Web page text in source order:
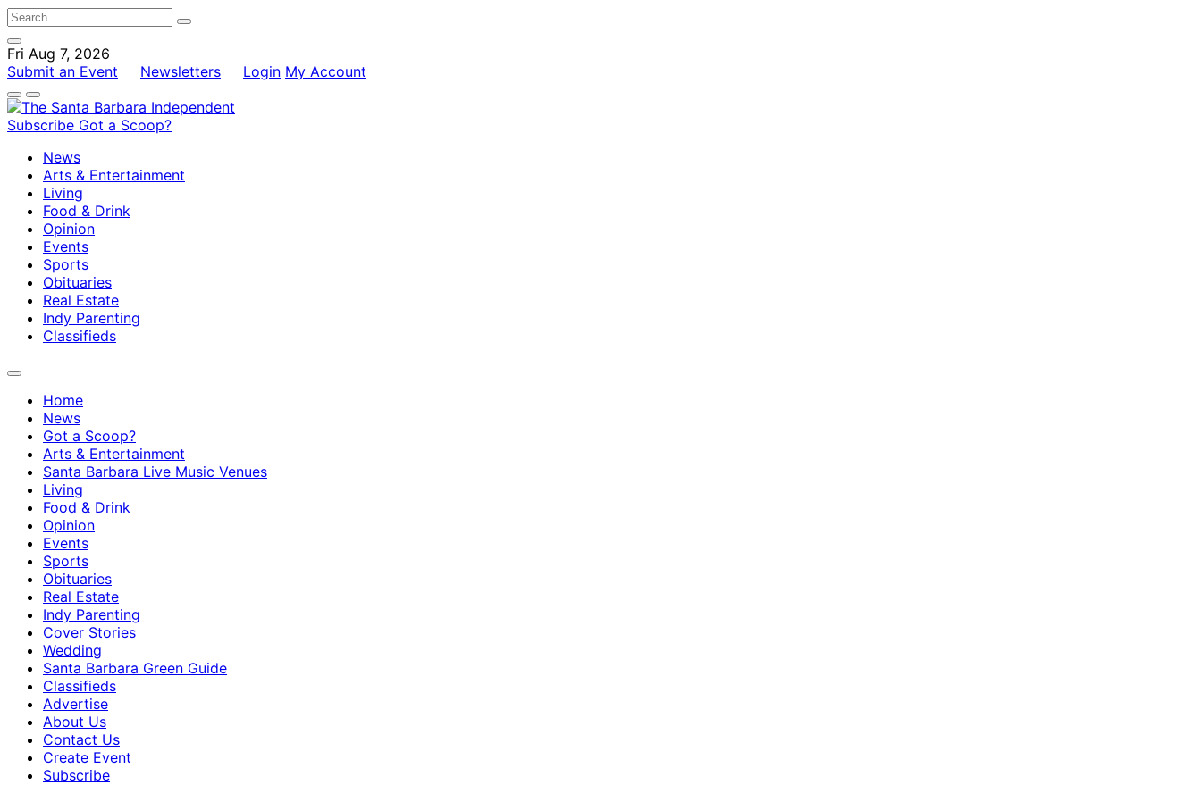
Fri Aug 7, 2026
Submit an Event
Newsletters Login My Account
Subscribe Got a Scoop?
News
Arts & Entertainment
Living
Food & Drink
Opinion
Events
Sports
Obituaries
Real Estate
Indy Parenting
Classifieds
Home
News
Got a Scoop?
Arts & Entertainment
Santa Barbara Live Music Venues
Living
Food & Drink
Opinion
Events
Sports
Obituaries
Real Estate
Indy Parenting
Cover Stories
Wedding
Santa Barbara Green Guide
Classifieds
Advertise
About Us
Contact Us
Create Event
Subscribe